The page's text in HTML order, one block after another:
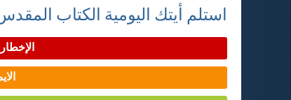
استلم أيتك اليومية الكتاب